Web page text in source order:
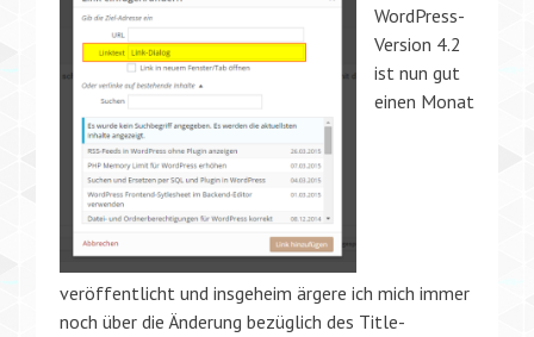
WordPress-
Version 4.2
ist nun gut
einen Monat
veröffentlicht und insgeheim ärgere ich mich immer
noch über die Änderung bezüglich des Title-